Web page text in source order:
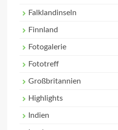
Falklandinseln
Finnland
Fotogalerie
Fototreff
Großbritannien
Highlights
Indien